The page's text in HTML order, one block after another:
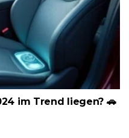
im Trend liegen? 🚗